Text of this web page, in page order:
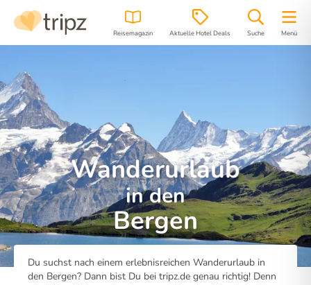
Reisemagazin Aktuelle Hotel Deals Suche Menü
Wanderurlaub
in den
Bergen
Du suchst nach einem erlebnisreichen Wanderurlaub in
den Bergen? Dann bist Du bei tripz.de genau richtig! Denn